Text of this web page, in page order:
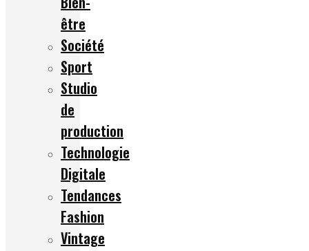
être
Société
Sport
Studio
de
production
Technologie
Digitale
Tendances
Fashion
Vintage